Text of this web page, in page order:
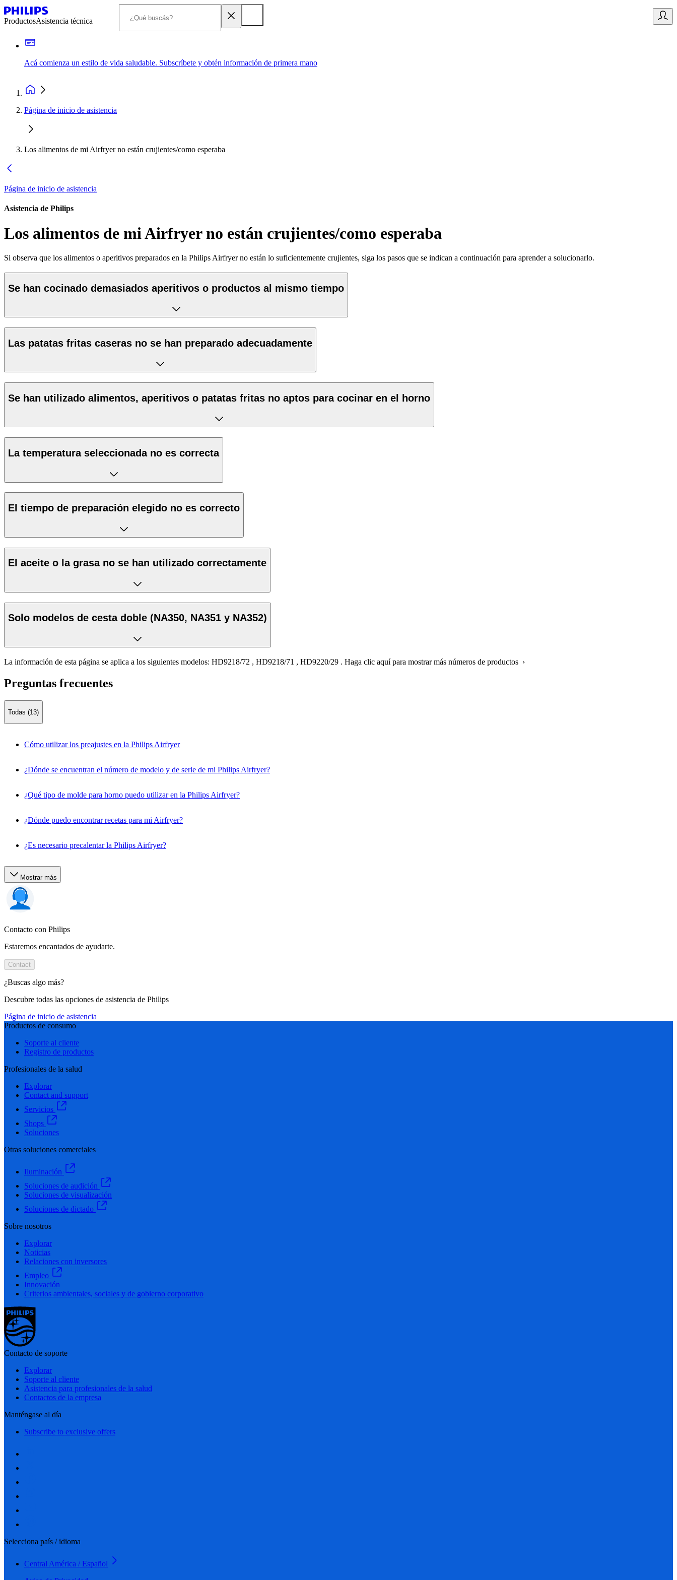
ProductosAsistencia técnica
Acá comienza un estilo de vida saludable. Subscríbete y obtén información de primera mano
Página de inicio de asistencia
Los alimentos de mi Airfryer no están crujientes/como esperaba
Página de inicio de asistencia
Asistencia de Philips
Los alimentos de mi Airfryer no están crujientes/como esperaba
Si observa que los alimentos o aperitivos preparados en la Philips Airfryer no están lo suficientemente crujientes, siga los pasos que se indican a continuación para aprender a solucionarlo.
Se han cocinado demasiados aperitivos o productos al mismo tiempo
Las patatas fritas caseras no se han preparado adecuadamente
Se han utilizado alimentos, aperitivos o patatas fritas no aptos para cocinar en el horno
La temperatura seleccionada no es correcta
El tiempo de preparación elegido no es correcto
El aceite o la grasa no se han utilizado correctamente
Solo modelos de cesta doble (NA350, NA351 y NA352)
La información de esta página se aplica a los siguientes modelos: HD9218/72 , HD9218/71 , HD9220/29 . Haga clic aquí para mostrar más números de productos ›
Preguntas frecuentes
Todas (13)
Cómo utilizar los preajustes en la Philips Airfryer
¿Dónde se encuentran el número de modelo y de serie de mi Philips Airfryer?
¿Qué tipo de molde para horno puedo utilizar en la Philips Airfryer?
¿Dónde puedo encontrar recetas para mi Airfryer?
¿Es necesario precalentar la Philips Airfryer?
Mostrar más
Contacto con Philips
Estaremos encantados de ayudarte.
Contact
¿Buscas algo más?
Descubre todas las opciones de asistencia de Philips
Página de inicio de asistencia
Productos de consumo
Soporte al cliente
Registro de productos
Profesionales de la salud
Explorar
Contact and support
Servicios
Shops
Soluciones
Otras soluciones comerciales
Iluminación
Soluciones de audición
Soluciones de visualización
Soluciones de dictado
Sobre nosotros
Explorar
Noticias
Relaciones con inversores
Empleo
Innovación
Criterios ambientales, sociales y de gobierno corporativo
Contacto de soporte
Explorar
Soporte al cliente
Asistencia para profesionales de la salud
Contactos de la empresa
Manténgase al día
Subscribe to exclusive offers
Selecciona país / idioma
Central América / Español